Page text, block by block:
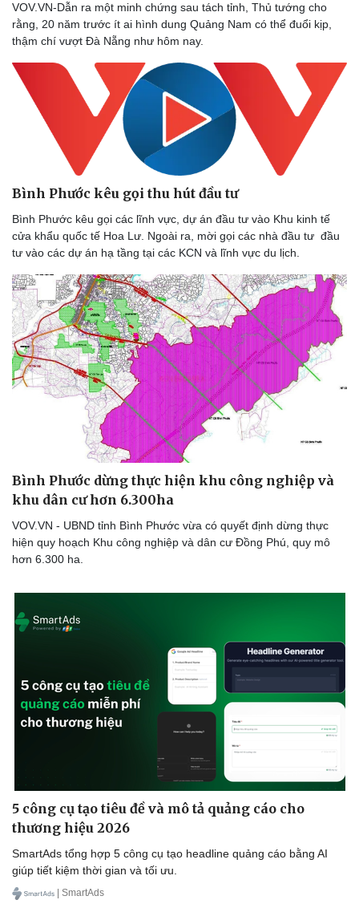
Bóng đá
Lịch thi đấu bóng đá
Thế giới thể thao
Ô tô - Xe máy
Ô tô
Xe máy
Tư vấn
VOV.VN-Dẫn ra một minh chứng sau tách tỉnh, Thủ tướng cho
rằng, 20 năm trước ít ai hình dung Quảng Nam có thể đuổi kịp,
thậm chí vượt Đà Nẵng như hôm nay.
Bình Phước kêu gọi thu hút đầu tư
Bình Phước kêu gọi các lĩnh vực, dự án đầu tư vào Khu kinh tế
cửa khẩu quốc tế Hoa Lư. Ngoài ra, mời gọi các nhà đầu tư đầu
tư vào các dự án hạ tầng tại các KCN và lĩnh vực du lịch.
Bình Phước dừng thực hiện khu công nghiệp và
khu dân cư hơn 6.300ha
VOV.VN - UBND tỉnh Bình Phước vừa có quyết định dừng thực
hiện quy hoạch Khu công nghiệp và dân cư Đồng Phú, quy mô
hơn 6.300 ha.
5 công cụ tạo tiêu đề và mô tả quảng cáo cho
thương hiệu 2026
SmartAds tổng hợp 5 công cụ tạo headline quảng cáo bằng AI
giúp tiết kiệm thời gian và tối ưu.
| SmartAds